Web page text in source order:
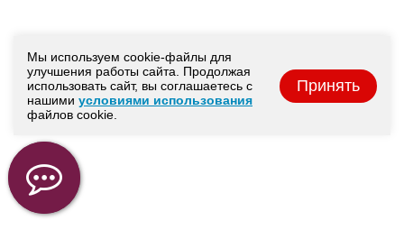
Мы используем cookie-файлы для
улучшения работы сайта. Продолжая
использовать сайт, вы соглашаетесь с
нашими условиями использования
файлов cookie.
Принять